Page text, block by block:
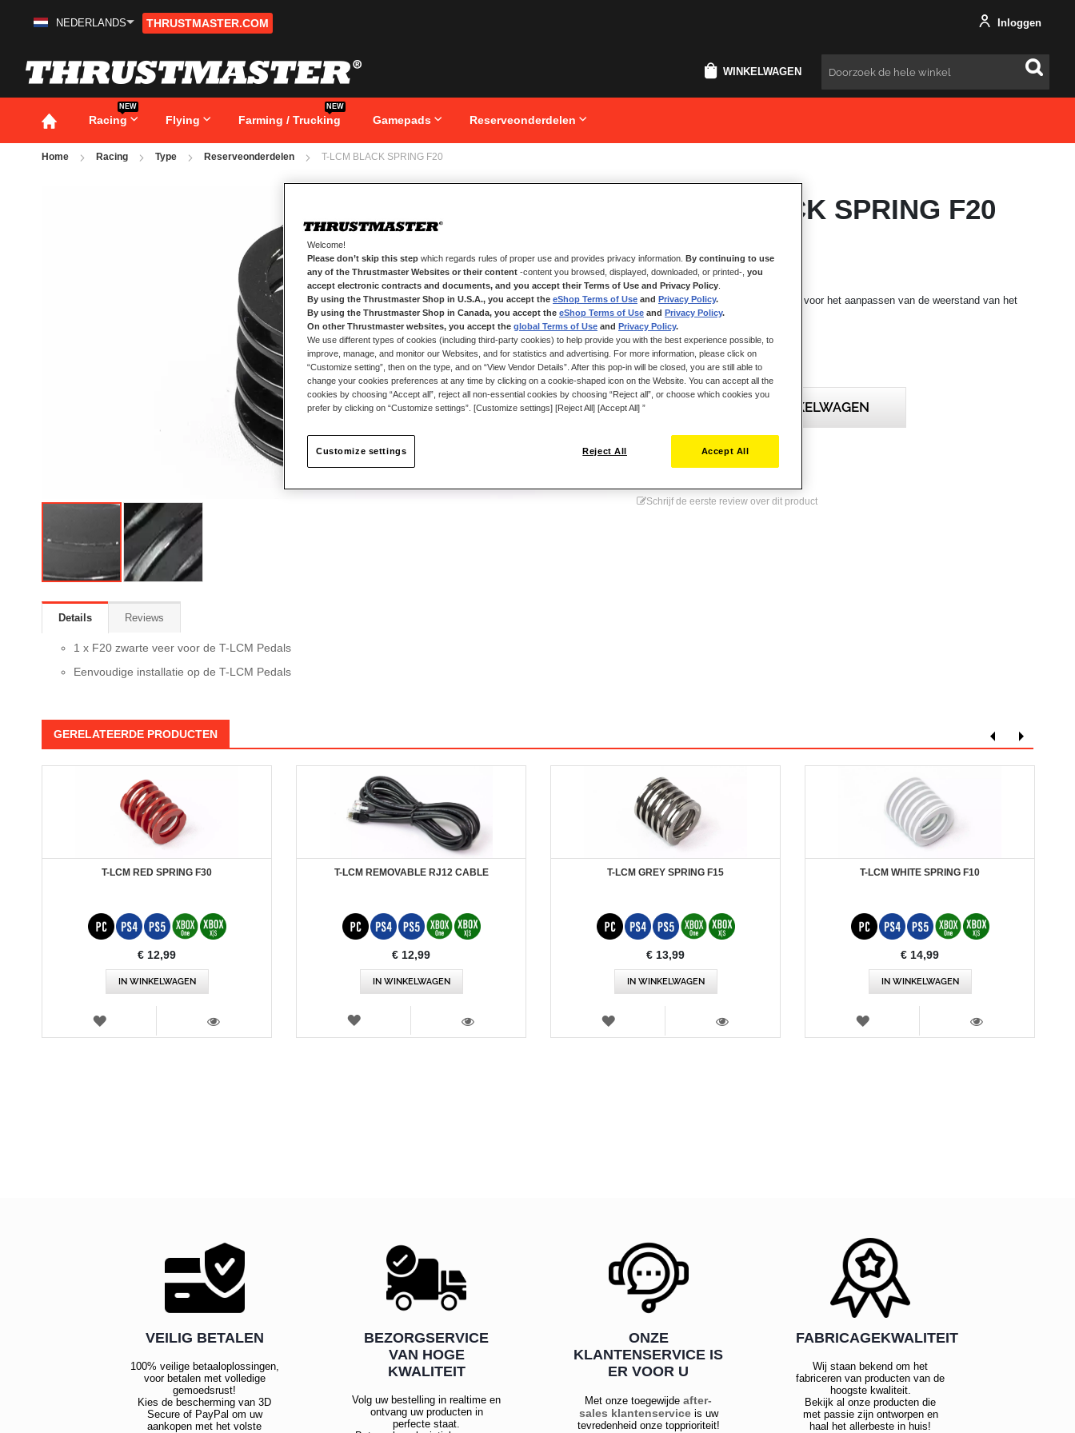
Ga
inhoud
NEDERLANDS THRUSTMASTER.COM Inloggen
WINKELWAGEN Zoeken
Racing
NEW
Flying Farming / Trucking
NEW
Gamepads Reserveonderdelen
Home Racing Type Reserveonderdelen T-LCM BLACK SPRING F20
afbeeldingen-
gallerij
T-LCM BLACK SPRING F20
OP VOORRAAD
Zwarte veer voor de T-LCM Pedals, voor het aanpassen van de weerstand van het
rempedaal
€ 10,99
IN WINKELWAGEN
Verlanglijst
Schrijf de eerste review over dit product
Details
1 x F20 zwarte veer voor de T-LCM Pedals
Eenvoudige installatie op de T-LCM Pedals
Reviews
GERELATEERDE PRODUCTEN
T-LCM RED SPRING F30
€ 12,99
IN WINKELWAGEN
VERLANGLIJST
WEERGEVEN
T-LCM REMOVABLE RJ12 CABLE
€ 12,99
IN WINKELWAGEN
VERLANGLIJST
T-LCM GREY SPRING F15
€ 13,99
IN WINKELWAGEN
VERLANGLIJST
WEERGEVEN
T-LCM WHITE SPRING F10
€ 14,99
IN WINKELWAGEN
VERLANGLIJST
VEILIG BETALEN
100% veilige betaaloplossingen,
voor betalen met volledige
gemoedsrust!
Kies de bescherming van 3D
Secure of PayPal om uw
aankopen met het volste
BEZORGSERVICE
VAN HOGE
KWALITEIT
Volg uw bestelling in realtime en
ontvang uw producten in
perfecte staat.
ONZE
KLANTENSERVICE IS
ER VOOR U
Met onze toegewijdeafter-
sales klantenserviceis uw
tevredenheid onze topprioriteit!
FABRICAGEKWALITEIT
Wij staan bekend om het
fabriceren van producten van de
hoogste kwaliteit.
Bekijk al onze producten die
met passie zijn ontworpen en
haal het allerbeste in huis!
Welcome!
Please don’t skip this step which regards rules of proper use and provides privacy information. By continuing to use
any of the Thrustmaster Websites or their content -content you browsed, displayed, downloaded, or printed-, you
accept electronic contracts and documents, and you accept their Terms of Use and Privacy Policy
By using the Thrustmaster Shop in U.S.A., you accept the eShop Terms of Use and Privacy Policy.
By using the Thrustmaster Shop in Canada, you accept the eShop Terms of Use and Privacy Policy.
On other Thrustmaster websites, you accept the global Terms of Use and Privacy Policy.
We use different types of cookies (including third-party cookies) to help provide you with the best experience possible, to
improve, manage, and monitor our Websites, and for statistics and advertising. For more information, please click on
“Customize setting”, then on the type, and on “View Vendor Details”. After this pop-in will be closed, you are still able to
change your cookies preferences at any time by clicking on a cookie-shaped icon on the Website. You can accept all the
cookies by choosing “Accept all”, reject all non-essential cookies by choosing “Reject all”, or choose which cookies you
prefer by clicking on “Customize settings”. [Customize settings] [Reject All] [Accept All] ”
Reject All Accept All
Customize settings